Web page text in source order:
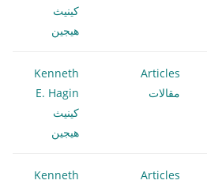
كينيث
هيجين
Articles
مقالات
Kenneth
E. Hagin
كينيث
هيجين
Articles
Kenneth